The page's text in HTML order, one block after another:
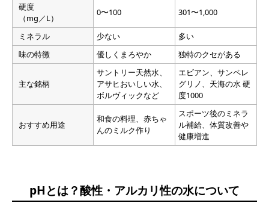
硬度
（mg／L）
0〜100 301〜1,000
ミネラル 少ない
多い
味の特徴
優しくまろやか 独特のクセがある
主な銘柄
サントリー天然水、
アサヒおいしい水、
ボルヴィックなど
エビアン、サンペレ
グリノ、天海の水 硬
度1000
おすすめ用途
和食の料理、赤ちゃ
んのミルク作り
スポーツ後のミネラ
ル補給、体質改善や
健康増進
pHとは？酸性・アルカリ性の水について